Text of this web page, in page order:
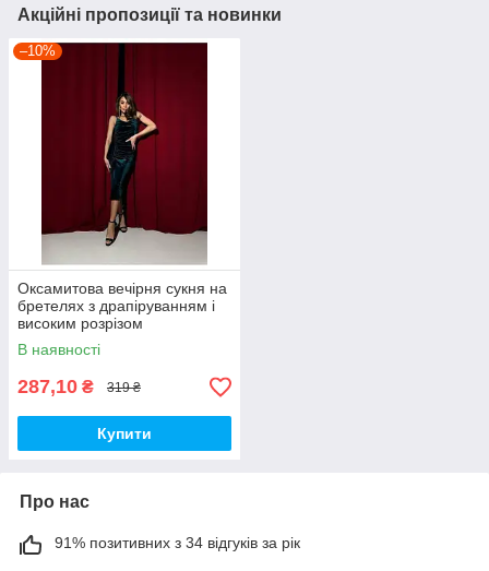
Акційні пропозиції та новинки
–10%
Оксамитова вечірня сукня на
бретелях з драпіруванням і
високим розрізом
Смарагдовий 46-48
В наявності
287,10 ₴ 319 ₴
Купити
Про нас
91% позитивних з 34 відгуків за рік